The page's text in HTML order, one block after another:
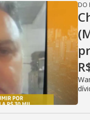
DO